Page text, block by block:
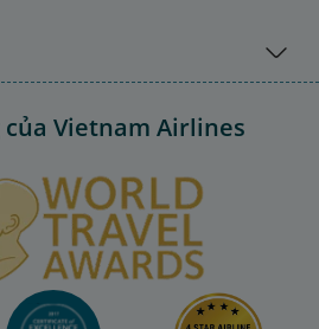
Vietnam Airlines